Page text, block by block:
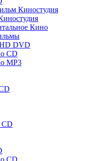
Киностудия
Кино
DVD
CD
MP3
CD